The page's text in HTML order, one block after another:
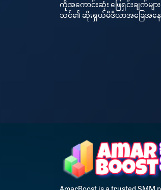
ကိုအကောင်းဆုံး ဖြေရှင်းချက်မျာ
သင်၏ ဆိုးရှယ်မီဒီယာအခြေအနေ